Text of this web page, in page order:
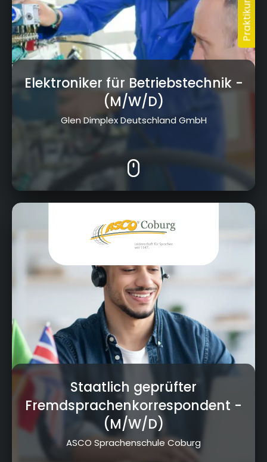
Elektroniker für Betriebstechnik-
(M/W/D)
Glen Dimplex Deutschland GmbH
Oberer Bürglaß 21, 96450 Coburg
Staatlich geprüfter
Fremdsprachenkorrespondent -
(M/W/D)
ASCO Sprachenschule Coburg